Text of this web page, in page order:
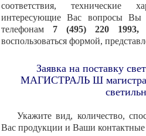
соответствия, технические
интересующие Вас вопросы Вы
телефонам 7 (495) 220 1993,
воспользоваться формой,
Заявка на поставку
МАГИСТРАЛЬ Ш
Укажите вид, количество,
Вас продукции и Ваши